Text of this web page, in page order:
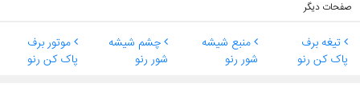
صفحات دیگر
تیغه برف
پاک کن رنو
منبع شیشه
شور رنو
چشم شیشه
شور رنو
موتور برف
پاک کن رنو